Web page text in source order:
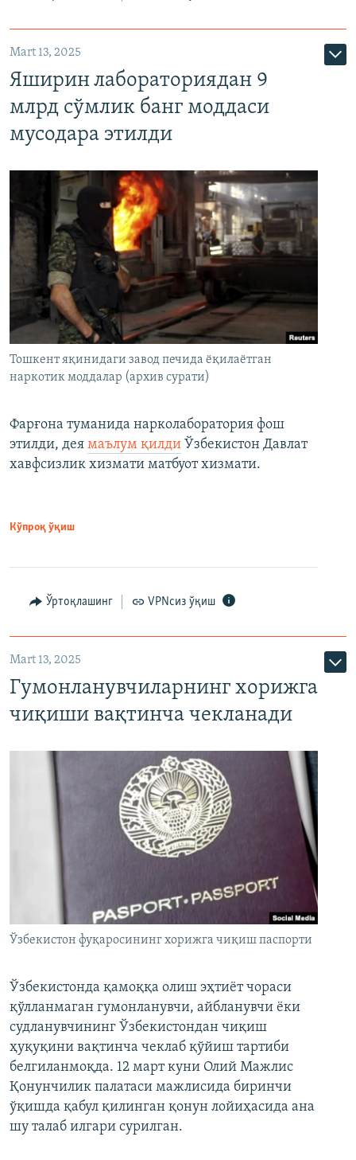
Mart 13, 2025
Яширин лабораториядан 9
млрд сўмлик банг моддаси
мусодара этилди
Тошкент яқинидаги завод печида ёқилаётган
наркотик моддалар (архив сурати)
Фарғона туманида нарколаборатория фош
этилди, дея маълум қилди Ўзбекистон Давлат
хавфсизлик хизмати матбуот хизмати.
Кўпроқ ўқиш
Ўртоқлашинг VPNсиз ўқиш
Mart 13, 2025
Гумонланувчиларнинг хорижга
чиқиши вақтинча чекланади
Ўзбекистон фуқаросининг хорижга чиқиш паспорти
Ўзбекистонда қамоққа олиш эҳтиёт чораси
қўлланмаган гумонланувчи, айбланувчи ёки
судланувчининг Ўзбекистондан чиқиш
ҳуқуқини вақтинча чеклаб қўйиш тартиби
белгиланмоқда. 12 март куни Олий Мажлис
Қонунчилик палатаси мажлисида биринчи
ўқишда қабул қилинган қонун лойиҳасида ана
шу талаб илгари сурилган.